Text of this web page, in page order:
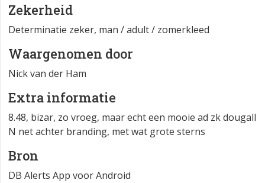
Zekerheid
Determinatie zeker, man / adult / zomerkleed
Waargenomen door
Nick van der Ham
Extra informatie
8.48, bizar, zo vroeg, maar echt een mooie ad zk dougall
N net achter branding, met wat grote sterns
Bron
DB Alerts App voor Android